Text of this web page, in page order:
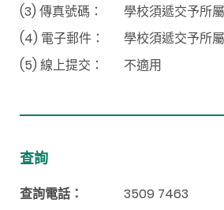
(3) 傳真號碼：
學校須遞交予所
(4) 電子郵件：
學校須遞交予所
(5) 線上提交：
不適用
查詢
查詢電話：
3509 7463